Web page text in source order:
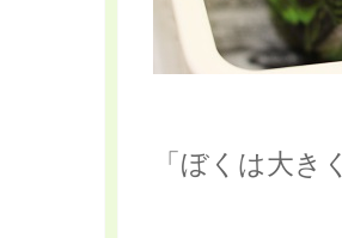
「ぼくは大